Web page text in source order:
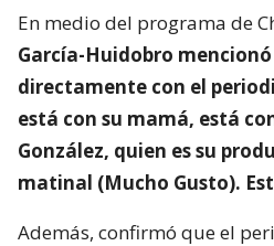
En medio del programa de
García-Huidobro
directamente con el
está con su mamá, está
González, quien es su
matinal (Mucho Gusto).
Además, confirmó que el